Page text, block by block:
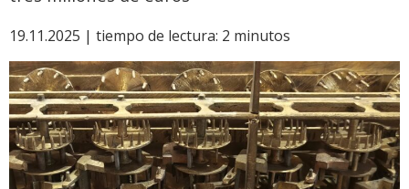
19.11.2025 | tiempo de lectura: 2 minutos